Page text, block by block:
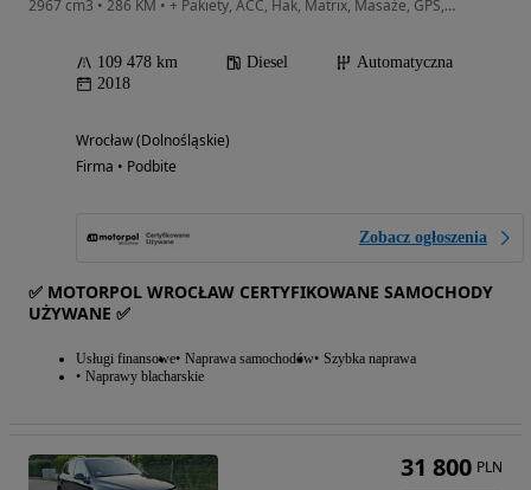
2967 cm3 • 286 KM • + Pakiety, ACC, Hak, Matrix, Masaże, GPS, Pamięć, HUD, Night Vision
109 478 km Diesel
Automatyczna
2018
Wrocław (Dolnośląskie)
Firma • Podbite
Zobacz ogłoszenia
✅ MOTORPOL WROCŁAW CERTYFIKOWANE SAMOCHODY
UŻYWANE ✅
Usługi finansowe Naprawa samochodów Szybka naprawa
Naprawy blacharskie
31 800 PLN